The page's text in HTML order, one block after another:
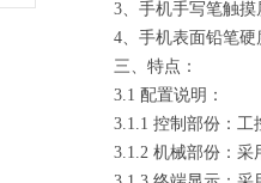
3、手机手写笔触摸
4、手机表面铅笔硬
三、特点：
3.1 配
3.1.1 控制部份：工
3.1.2 机械部份：采